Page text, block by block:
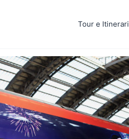
Tour e Itinerari